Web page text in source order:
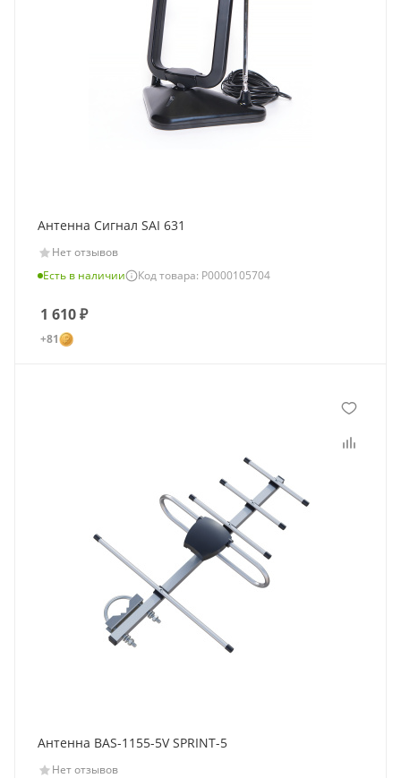
Антенна Сигнал SAI 631
Нет отзывов
Есть в наличии
Код товара: Р0000105704
1 610₽
+81
Антенна BAS-1155-5V SPRINT-5
Нет отзывов